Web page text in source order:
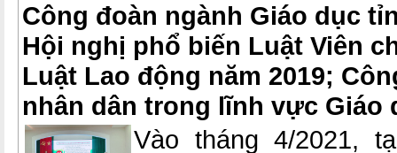
Công đoàn ngành Giáo dục
Hội nghị phổ biến Luật Viên
Luật Lao động năm 2019;
nhân dân trong lĩnh vực Giáo
Vào tháng 4/2021,